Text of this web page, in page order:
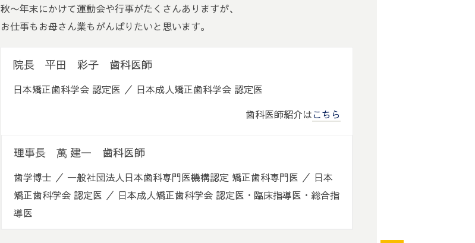
秋〜年末にかけて運動会や行事がたくさんありますが、
お仕事もお母さん業もがんばりたいと思います。
院長 平田 彩子 歯科医師
日本矯正歯科学会 認定医 ／ 日本成人矯正歯科学会 認定医
歯科医師紹介はこちら
理事長 萬 建一 歯科医師
歯学博士 ／ 一般社団法人日本歯科専門医機構認定 矯正歯科専門医 ／ 日本
矯正歯科学会 認定医 ／ 日本成人矯正歯科学会 認定医・臨床指導医・総合指
導医